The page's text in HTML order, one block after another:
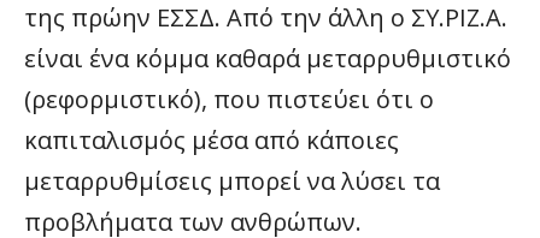
της πρώην ΕΣΣΔ. Από την άλλη ο ΣΥ.ΡΙΖ.Α.
είναι ένα κόμμα καθαρά μεταρρυθμιστικό
(ρεφορμιστικό), που πιστεύει ότι ο
καπιταλισμός μέσα από κάποιες
μεταρρυθμίσεις μπορεί να λύσει τα
προβλήματα των ανθρώπων.